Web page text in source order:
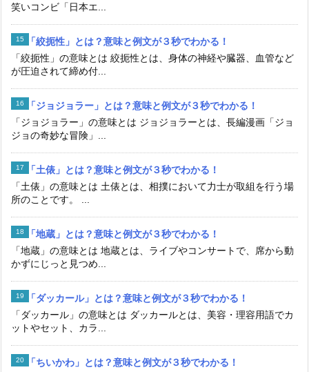
笑いコンビ「日本エ...
「絞扼性」とは？意味と例文が３秒でわかる！
「絞扼性」の意味とは 絞扼性とは、身体の神経や臓器、血管など
が圧迫されて締め付...
「ジョジョラー」とは？意味と例文が３秒でわかる！
「ジョジョラー」の意味とは ジョジョラーとは、長編漫画「ジョ
ジョの奇妙な冒険」...
「土俵」とは？意味と例文が３秒でわかる！
「土俵」の意味とは 土俵とは、相撲において力士が取組を行う場
所のことです。 ...
「地蔵」とは？意味と例文が３秒でわかる！
「地蔵」の意味とは 地蔵とは、ライブやコンサートで、席から動
かずにじっと見つめ...
「ダッカール」とは？意味と例文が３秒でわかる！
「ダッカール」の意味とは ダッカールとは、美容・理容用語でカ
ットやセット、カラ...
「ちいかわ」とは？意味と例文が３秒でわかる！